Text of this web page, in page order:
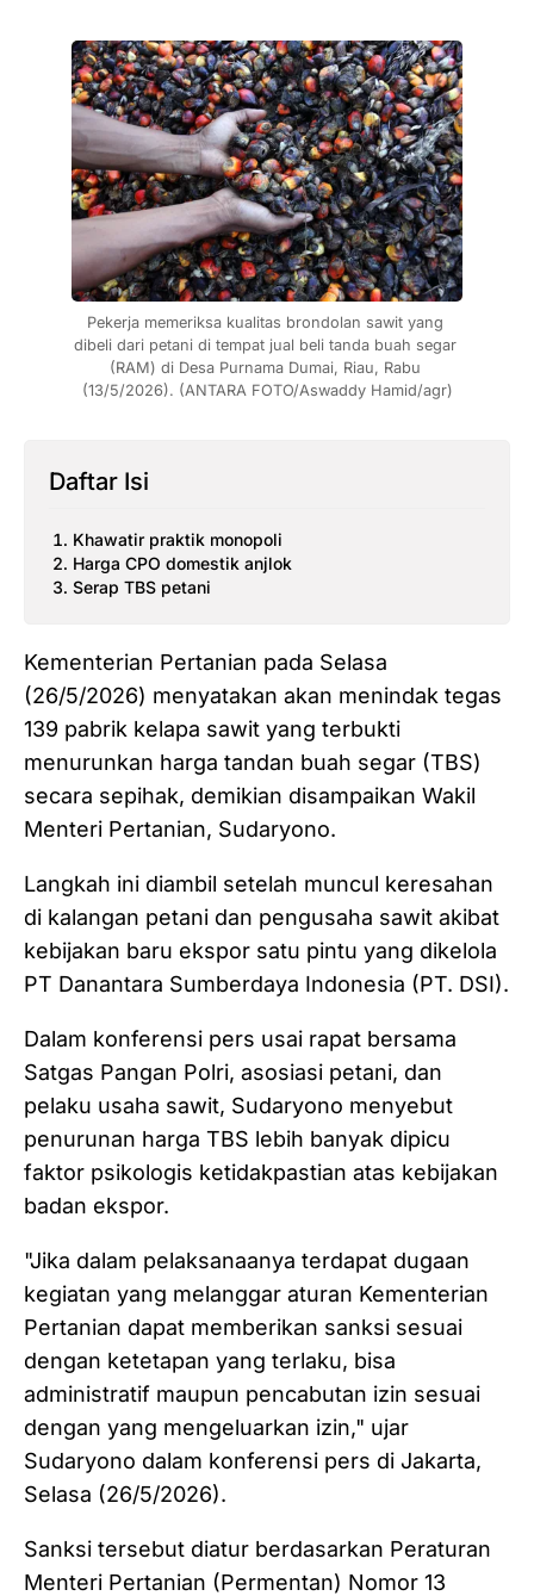
Pekerja memeriksa kualitas brondolan sawit yang
dibeli dari petani di tempat jual beli tanda buah segar
(RAM) di Desa Purnama Dumai, Riau, Rabu
(13/5/2026). (ANTARA FOTO/Aswaddy Hamid/agr)
Daftar Isi
Khawatir praktik monopoli
Harga CPO domestik anjlok
Serap TBS petani
Kementerian Pertanian pada Selasa
(26/5/2026) menyatakan akan menindak tegas
139 pabrik kelapa sawit yang terbukti
menurunkan harga tandan buah segar (TBS)
secara sepihak, demikian disampaikan Wakil
Menteri Pertanian, Sudaryono.
Langkah ini diambil setelah muncul keresahan
di kalangan petani dan pengusaha sawit akibat
kebijakan baru ekspor satu pintu yang dikelola
PT Danantara Sumberdaya Indonesia (PT. DSI).
Dalam konferensi pers usai rapat bersama
Satgas Pangan Polri, asosiasi petani, dan
pelaku usaha sawit, Sudaryono menyebut
penurunan harga TBS lebih banyak dipicu
faktor psikologis ketidakpastian atas kebijakan
badan ekspor.
"Jika dalam pelaksanaanya terdapat dugaan
kegiatan yang melanggar aturan Kementerian
Pertanian dapat memberikan sanksi sesuai
dengan ketetapan yang terlaku, bisa
administratif maupun pencabutan izin sesuai
dengan yang mengeluarkan izin," ujar
Sudaryono dalam konferensi pers di Jakarta,
Selasa (26/5/2026).
Sanksi tersebut diatur berdasarkan Peraturan
Menteri Pertanian (Permentan) Nomor 13